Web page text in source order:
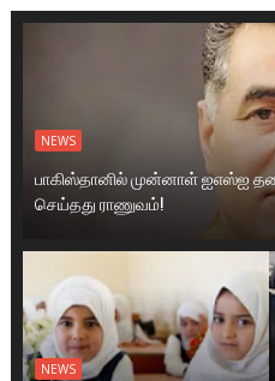
NEWS
பாகிஸ்தானில் முன்னாள் ஐஎஸ்ஐ
செய்தது ராணுவம்!
NEWS